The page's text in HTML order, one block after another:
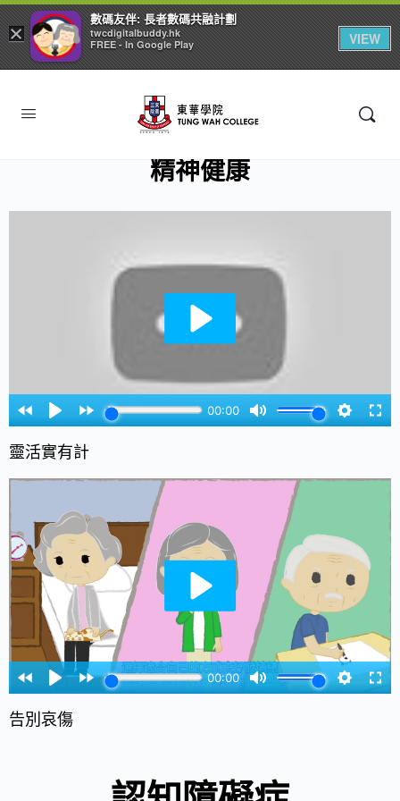
精神健康
靈活實有計
告別哀傷
×
數碼友伴: 長者數碼共融計劃
twcdigitalbuddy.hk
FREE - In Google Play
VIEW